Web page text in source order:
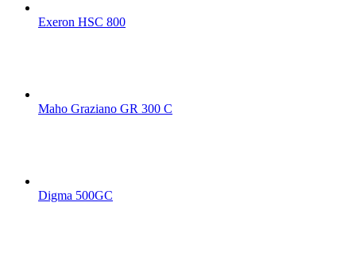
Exeron HSC 800
Maho Graziano GR 300 C
Digma 500GC